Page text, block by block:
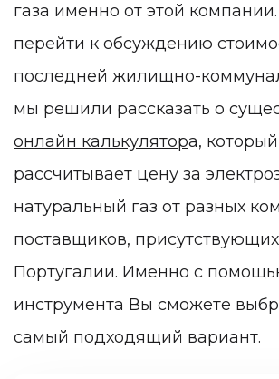
газа именно от этой
перейти к обсуждению
последней жилищно-
мы решили рассказать о
онлайн калькулятора, который
рассчитывает цену за
натуральный газ от разных
поставщиков,
Португалии. Именно с
инструмента Вы сможете
самый подходящий вариант.